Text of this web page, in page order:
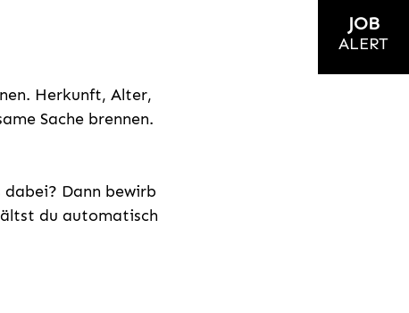
Herkunft, Alter,
Sache brennen.
Dann bewirb
du automatisch
JOB
ALERT